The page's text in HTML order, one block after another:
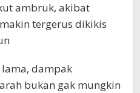
ambruk, akibat
tergerus dikikis
dampak
bukan gak mungkin